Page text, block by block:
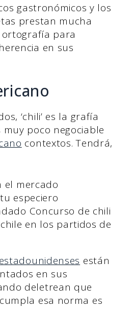
gastronómicos y los
prestan mucha
para
en sus
‘chili’ es la grafía
poco negociable
contextos. Tendrá,
el mercado
especiero
Concurso de chili
en los partidos de
están
en sus
deletrean que
esa norma es